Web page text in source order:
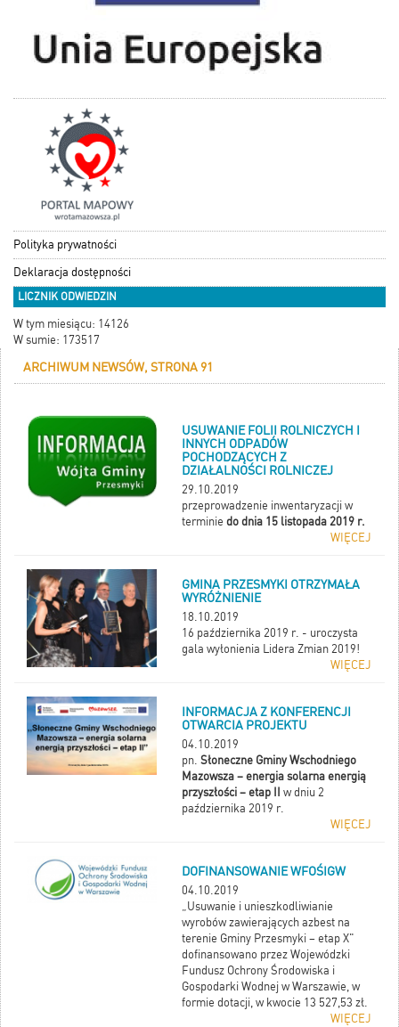
Polityka prywatności
Deklaracja dostępności
LICZNIK ODWIEDZIN
W tym miesiącu: 14126
W sumie: 173517
ARCHIWUM NEWSÓW, STRONA 91
USUWANIE FOLII ROLNICZYCH I
INNYCH ODPADÓW
POCHODZĄCYCH Z
DZIAŁALNOŚCI ROLNICZEJ
29.10.2019
przeprowadzenie inwentaryzacji w
terminiedo dnia 15 listopada 2019 r.
WIĘCEJ
GMINA PRZESMYKI OTRZYMAŁA
WYRÓŻNIENIE
18.10.2019
16 października 2019 r. - uroczysta
gala wyłonienia Lidera Zmian 2019!
WIĘCEJ
INFORMACJA Z KONFERENCJI
OTWARCIA PROJEKTU
04.10.2019
pn.Słoneczne Gminy Wschodniego
Mazowsza – energia solarna energią
przyszłości – etap IIw dniu 2
października 2019 r.
WIĘCEJ
DOFINANSOWANIE WFOŚIGW
04.10.2019
„Usuwanie i unieszkodliwianie
wyrobów zawierających azbest na
terenie Gminy Przesmyki – etap X"
dofinansowano przez Wojewódzki
Fundusz Ochrony Środowiska i
Gospodarki Wodnej w Warszawie, w
formie dotacji, w kwocie 13 527,53 zł.
WIĘCEJ